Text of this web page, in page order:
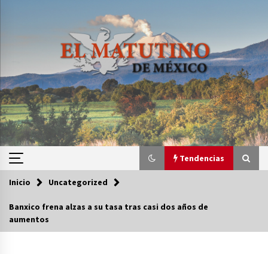
Tendencias
Tendencias
Inicio Uncategorized
Banxico frena alzas a su tasa tras casi dos años de
aumentos